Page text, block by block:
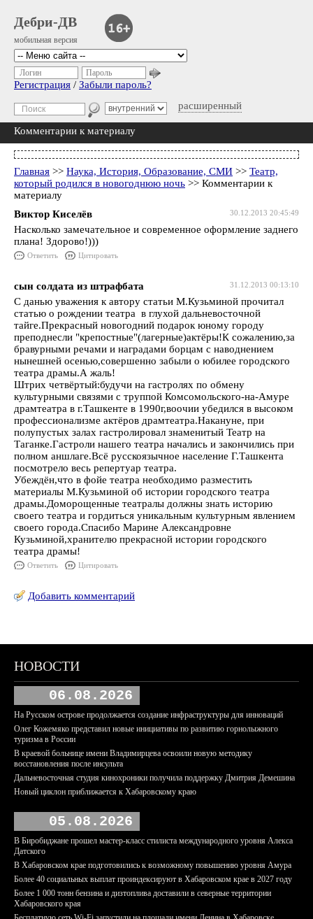
Дебри-ДВ
мобильная версия
расширенный
Логин Пароль
Регистрация / Забыли пароль?
Комментарии к материалу
Главная >> Наука, История, Образование, СМИ >> Театр,
который родился в новогоднюю ночь >> Комментарии к
материалу
30.12.2013 20:45:49
Виктор Киселёв
Насколько замечательное и современное оформление заднего
плана! Здорово!)))
Ответить Цитировать
31.12.2013 00:13:10
сын солдата из штрафбата
С данью уважения к автору статьи М.Кузьминой прочитал
статью о рождении театра в глухой дальневосточной
тайге.Прекрасный новогодний подарок юному городу
преподнесли "крепостные"(лагерные)актёры!К сожалению,за
бравурными речами и наградами борцам с наводнением
нынешней осенью,совершенно забыли о юбилее городского
театра драмы.А жаль!
Штрих четвёртый:будучи на гастролях по обмену
культурными связями с труппой Комсомольского-на-Амуре
драмтеатра в г.Ташкенте в 1990г,воочии убедился в высоком
профессионализме актёров драмтеатра.Накануне, при
полупустых залах гастролировал знаменитый Театр на
Таганке.Гастроли нашего театра начались и закончились при
полном аншлаге.Всё русскоязычное население Г.Ташкента
посмотрело весь репертуар театра.
Убеждён,что в фойе театра необходимо разместить
материалы М.Кузьминой об истории городского театра
драмы.Доморощенные театралы должны знать историю
своего театра и гордиться уникальным культурным явлением
своего города.Спасибо Марине Александровне
Кузьминой,хранителю прекрасной истории городского
театра драмы!
Ответить Цитировать
Добавить комментарий
НОВОСТИ
06.08.2026
На Русском острове продолжается создание инфраструктуры для инноваций
Олег Кожемяко представил новые инициативы по развитию горнолыжного
туризма в России
В краевой больнице имени Владимирцева освоили новую методику
восстановления после инсульта
Дальневосточная студия кинохроники получила поддержку Дмитрия Демешина
Новый циклон приближается к Хабаровскому краю
05.08.2026
В Биробиджане прошел мастер-класс стилиста международного уровня Алекса
Датского
В Хабаровском крае подготовились к возможному повышению уровня Амура
Более 40 социальных выплат проиндексируют в Хабаровском крае в 2027 году
Более 1 000 тонн бензина и дизтоплива доставили в северные территории
Хабаровского края